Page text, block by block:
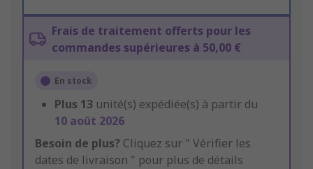
Frais de traitement offerts pour les
commandes supérieures à 50,00 €
En stock
Plus 13 unité(s) expédiée(s) à partir du
10 août 2026
Besoin de plus? Cliquez sur " Vérifier les
dates de livraison " pour plus de détails